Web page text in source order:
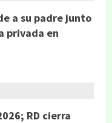
a su padre junto
privada en
RD cierra